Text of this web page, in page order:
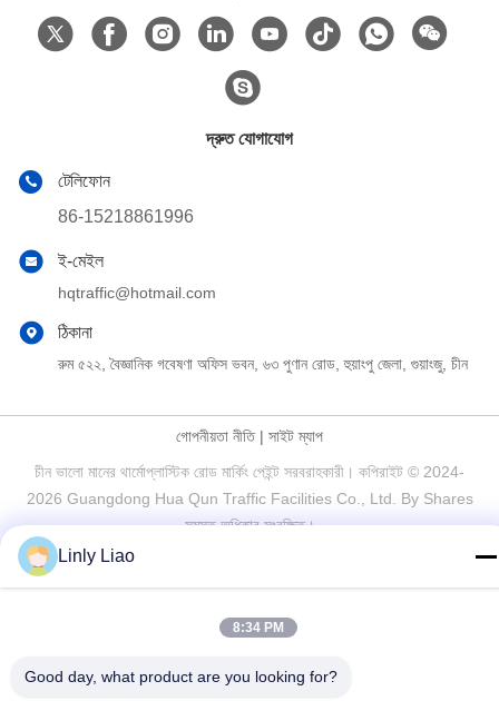
দ্রুত যোগাযোগ
টেলিফোন
86-15218861996
ই-মেইল
hqtraffic@hotmail.com
ঠিকানা
রুম ৫২২, বৈজ্ঞানিক গবেষণা অফিস ভবন, ৬৩ পুণান রোড, হুয়াংপু জেলা, গুয়াংজু, চীন
গোপনীয়তা নীতি| সাইট ম্যাপ
চীন ভালো মানের থার্মোপ্লাস্টিক রোড মার্কিং পেইন্ট সরবরাহকারী। কপিরাইট © 2024-
2026 Guangdong Hua Qun Traffic Facilities Co., Ltd. By Shares
সমস্ত অধিকার সংরক্ষিত।
Linly Liao
8:34 PM
Good day, what product are you looking for?